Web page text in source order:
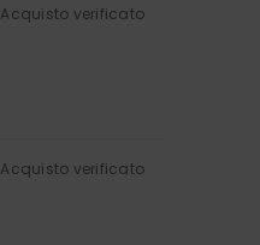
Acquisto verificato
Acquisto verificato